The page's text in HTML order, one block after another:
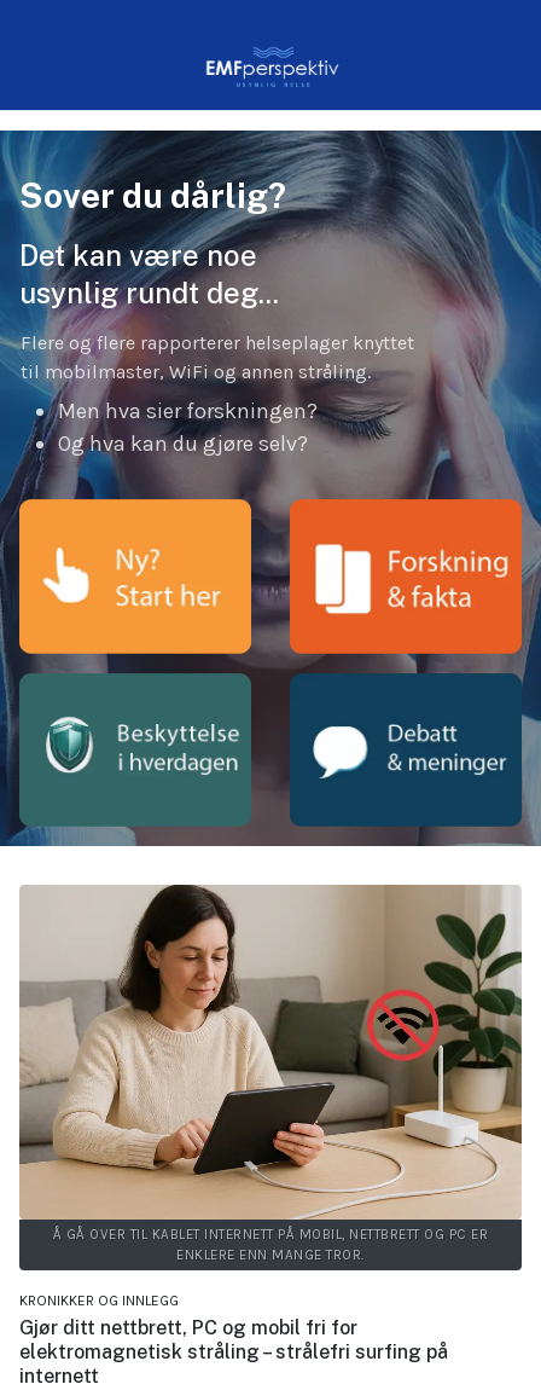
Sover du dårlig?
Det kan være noe
usynlig rundt deg...
Flere og flere rapporterer helseplager knyttet
til mobilmaster, WiFi og annen stråling.
Men hva sier forskningen?
Og hva kan du gjøre selv?
Å GÅ OVER TIL KABLET INTERNETT PÅ MOBIL, NETTBRETT OG PC ER
ENKLERE ENN MANGE TROR.
KRONIKKER OG INNLEGG
Gjør ditt nettbrett, PC og mobil fri for
elektromagnetisk stråling – strålefri surfing på
internett